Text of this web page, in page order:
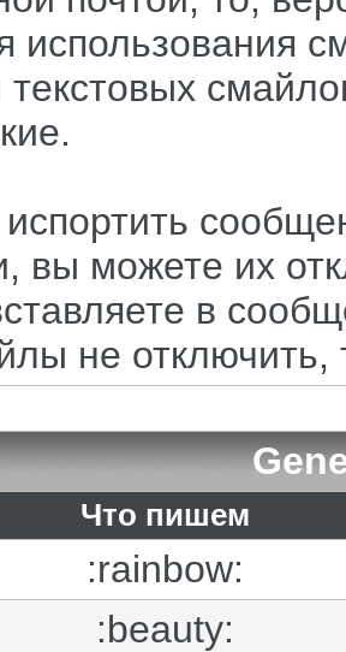
использования
вы можете их
в
не отключить,
Что пишем
:rainbow:
:beauty: